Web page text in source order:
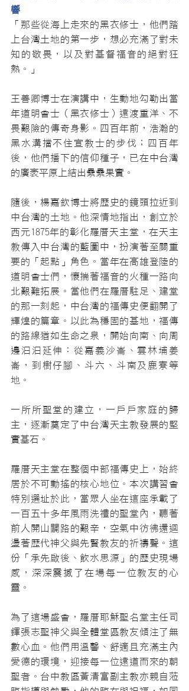
響
「那些從海上走來的黑衣修士，他們踏
上台灣土地的第一步，想必充滿了對未
知的敬畏，以及對基督福音的絕對狂
熱。」
王善卿博士在演講中，生動地勾勒出當
年道明會士（黑衣修士）遠渡重洋、不
畏艱險的傳奇身影。四百年前，浩瀚的
黑水溝擋不住宣教士的步伐；四百年
後，他們播下的信仰種子，已在中台灣
的廣袤平原上結出纍纍果實。
隨後，楊嘉欽博士將歷史的鏡頭拉近到
中台灣的土地。他深情地指出，創立於
西元1875年的彰化羅厝天主堂，在天主
教傳入中台灣的藍圖中，扮演著至關重
要的「起點」角色。當年在高雄登陸的
道明會士們，懷揣著福音的火種一路向
北艱難拓展。當他們在羅厝駐足、建堂
的那一刻起，中台灣的福傳史便翻開了
輝煌的篇章。以此為穩固的基地，福傳
的路線猶如生命之泉，開始向南、向周
邊汩汩延伸：從嘉義沙崙、雲林埔姜
崙，到樹仔腳、斗六、斗南及鹿寮等
地。
一所所聖堂的建立，一戶戶家庭的歸
主，逐漸奠定了中台灣天主教發展的堅
實基石。
羅厝天主堂在整個中部福傳史上，始終
居於不可動搖的核心地位。本次講習會
特別選址於此，當眾人坐在這座承載了
一百五十多年風雨洗禮的聖堂內，聽著
前人開山闢路的艱辛，空氣中彷彿還迴
盪著歷代神父與先賢教友的祈禱聲。這
份「承先啟後、飲水思源」的歷史現場
感，深深震撼了在場每一位教友的心
靈。
為了這場盛會，羅厝耶穌聖名堂主任司
鐸張志聖神父與全體堂區教友傾注了無
數心血。他們用溫馨、舒適且充滿主內
愛德的環境，迎接每一位遠道而來的朝
聖者。台中教區黃清富副主教亦親自蒞